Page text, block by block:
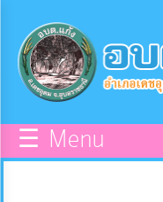
หน้า
หลัก
ข้อมูล
พื้น
☰ Menu